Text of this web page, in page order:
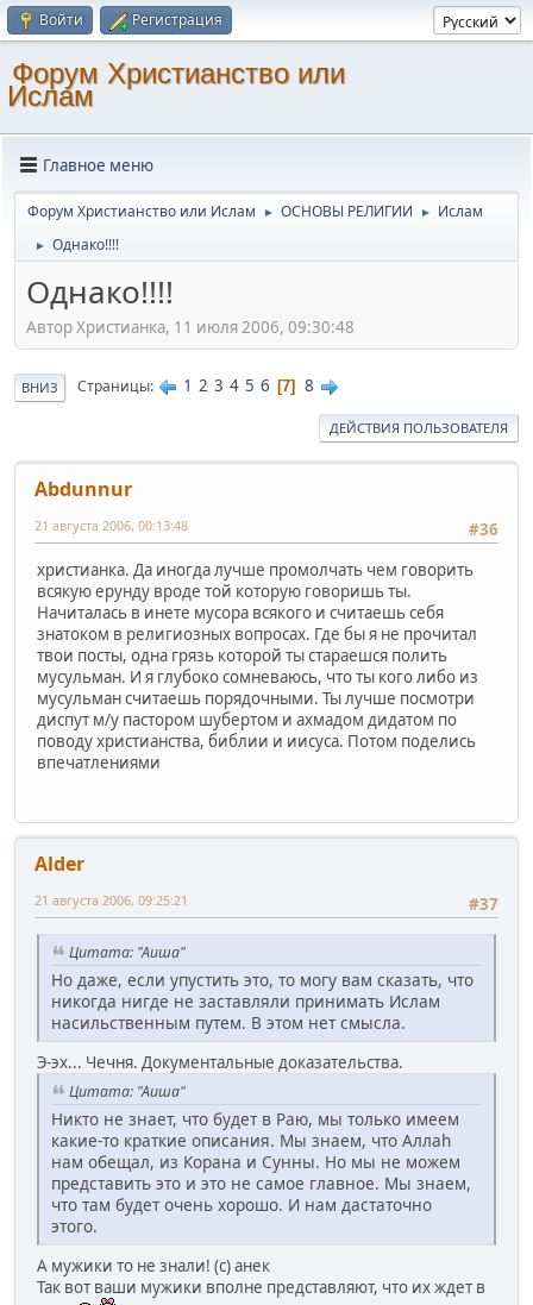
Войти Регистрация
Форум Христианство или
Ислам
Главное меню
Форум Христианство или Ислам ► ОСНОВЫ РЕЛИГИИ ► Ислам
► Однако!!!!
Однако!!!!
Автор Христианка, 11 июля 2006, 09:30:48
ВНИЗ Страницы 1 2 3 4 5 6 7 8
ДЕЙСТВИЯ ПОЛЬЗОВАТЕЛЯ
Abdunnur
#36
21 августа 2006, 00:13:48
христианка. Да иногда лучше промолчать чем говорить
всякую ерунду вроде той которую говоришь ты.
Начиталась в инете мусора всякого и считаешь себя
знатоком в религиозных вопросах. Где бы я не прочитал
твои посты, одна грязь которой ты стараешся полить
мусульман. И я глубоко сомневаюсь, что ты кого либо из
мусульман считаешь порядочными. Ты лучше посмотри
диспут м/у пастором шубертом и ахмадом дидатом по
поводу христианства, библии и иисуса. Потом поделись
впечатлениями
Alder
#37
21 августа 2006, 09:25:21
Цитата: "Аиша"
Но даже, если упустить это, то могу вам сказать, что
никогда нигде не заставляли принимать Ислам
насильственным путем. В этом нет смысла.
Э-эх... Чечня. Документальные доказательства.
Цитата: "Аиша"
Никто не знает, что будет в Раю, мы только имеем
какие-то краткие описания. Мы знаем, что Аллаh
нам обещал, из Корана и Сунны. Но мы не можем
представить это и это не самое главное. Мы знаем,
что там будет очень хорошо. И нам дастаточно
этого.
А мужики то не знали! (с) анек
Так вот ваши мужики вполне представляют, что их ждет в